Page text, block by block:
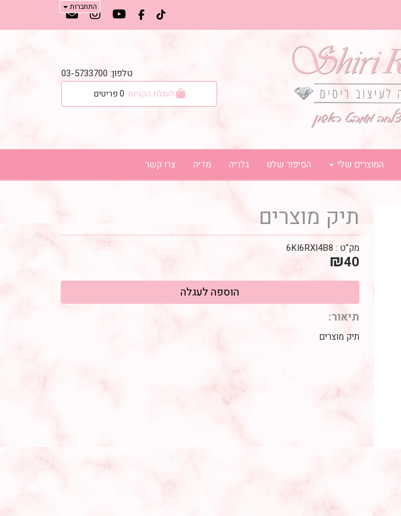
התחברות
טלפון: 03-5733700
לעגלת הקניות: 0
המוצרים שלי הסיפור שלנו גלריה מדיה צרו קשר
תיק מוצרים
מק"ט : 6KI6RXI4B8
₪40
תיאור:
תיק מוצרים